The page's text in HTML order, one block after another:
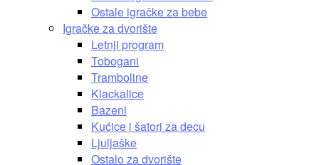
Ostale igračke za bebe
Igračke za dvorište
Letnji program
Tobogani
Tramboline
Klackalice
Bazeni
Kućice i šatori za decu
Ljuljaške
Ostalo za dvorište